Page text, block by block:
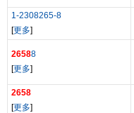
1-2308265-8
[更多]
26588
[更多]
2658
[更多]